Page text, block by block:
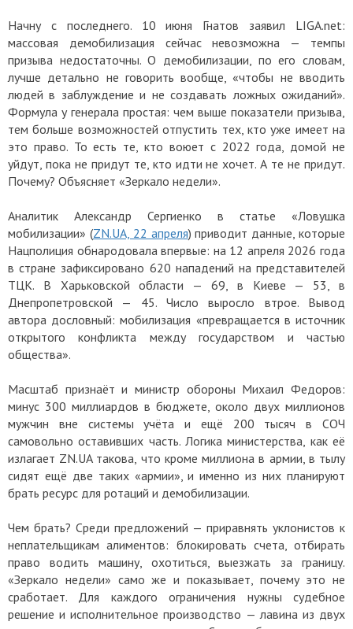
Начну с последнего. 10 июня Гнатов заявил LIGA.net:
массовая демобилизация сейчас невозможна — темпы
призыва недостаточны. О демобилизации, по его словам,
лучше детально не говорить вообще, «чтобы не вводить
людей в заблуждение и не создавать ложных ожиданий».
Формула у генерала простая: чем выше показатели призыва,
тем больше возможностей отпустить тех, кто уже имеет на
это право. То есть те, кто воюет с 2022 года, домой не
уйдут, пока не придут те, кто идти не хочет. А те не придут.
Почему? Объясняет «Зеркало недели».
Аналитик Александр Сергиенко в статье «Ловушка
мобилизации» (ZN.UA, 22 апреля) приводит данные, которые
Нацполиция обнародовала впервые: на 12 апреля 2026 года
в стране зафиксировано 620 нападений на представителей
ТЦК. В Харьковской области — 69, в Киеве — 53, в
Днепропетровской — 45. Число выросло втрое. Вывод
автора дословный: мобилизация «превращается в источник
открытого конфликта между государством и частью
общества».
Масштаб признаёт и министр обороны Михаил Федоров:
минус 300 миллиардов в бюджете, около двух миллионов
мужчин вне системы учёта и ещё 200 тысяч в СОЧ
самовольно оставивших часть. Логика министерства, как её
излагает ZN.UA такова, что кроме миллиона в армии, в тылу
сидят ещё две таких «армии», и именно из них планируют
брать ресурс для ротаций и демобилизации.
Чем брать? Среди предложений — приравнять уклонистов к
неплательщикам алиментов: блокировать счета, отбирать
право водить машину, охотиться, выезжать за границу.
«Зеркало недели» само же и показывает, почему это не
сработает. Для каждого ограничения нужны судебное
решение и исполнительное производство — лавина из двух